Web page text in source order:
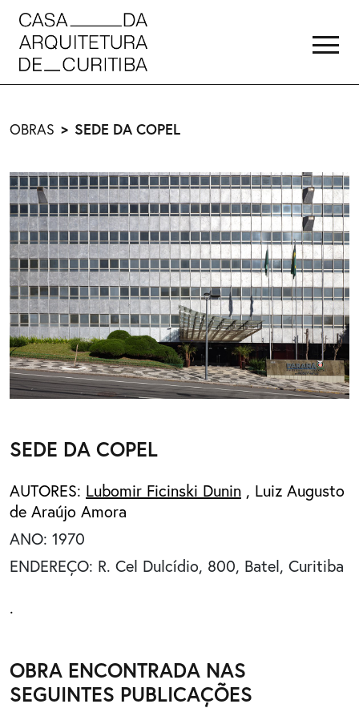
OBRAS SEDE DA COPEL
SEDE DA COPEL
AUTORES: Lubomir Ficinski Dunin , Luiz Augusto
de Araújo Amora
ANO: 1970
ENDEREÇO: R. Cel Dulcídio, 800, Batel, Curitiba
.
OBRA ENCONTRADA NAS
SEGUINTES PUBLICAÇÕES